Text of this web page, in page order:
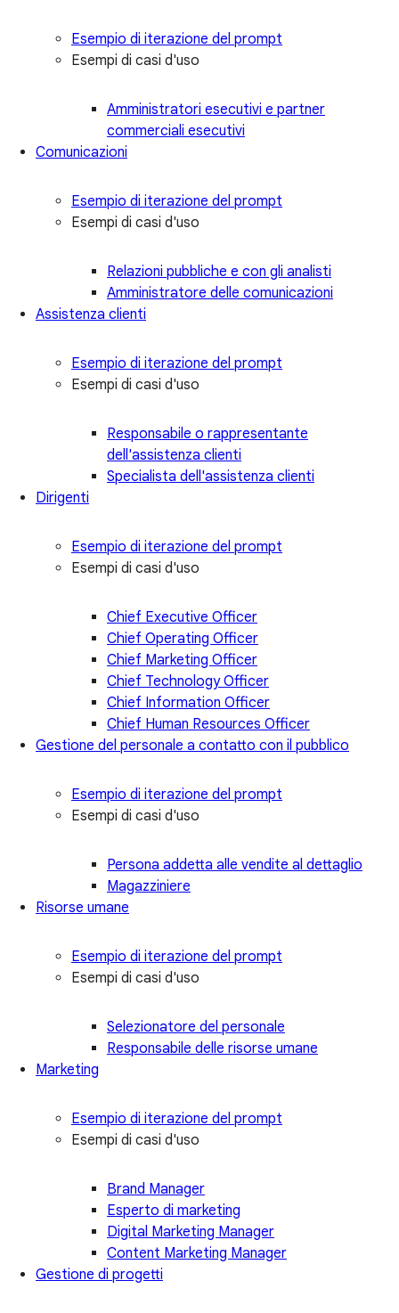
Esempio di iterazione del prompt
Esempi di casi d'uso
Amministratori esecutivi e partner
commerciali esecutivi
Comunicazioni
Esempio di iterazione del prompt
Esempi di casi d'uso
Relazioni pubbliche e con gli analisti
Amministratore delle comunicazioni
Assistenza clienti
Esempio di iterazione del prompt
Esempi di casi d'uso
Responsabile o rappresentante
dell'assistenza clienti
Specialista dell'assistenza clienti
Dirigenti
Esempio di iterazione del prompt
Esempi di casi d'uso
Chief Executive Officer
Chief Operating Officer
Chief Marketing Officer
Chief Technology Officer
Chief Information Officer
Chief Human Resources Officer
Gestione del personale a contatto con il pubblico
Esempio di iterazione del prompt
Esempi di casi d'uso
Persona addetta alle vendite al dettaglio
Magazziniere
Risorse umane
Esempio di iterazione del prompt
Esempi di casi d'uso
Selezionatore del personale
Responsabile delle risorse umane
Marketing
Esempio di iterazione del prompt
Esempi di casi d'uso
Brand Manager
Esperto di marketing
Digital Marketing Manager
Content Marketing Manager
Gestione di progetti